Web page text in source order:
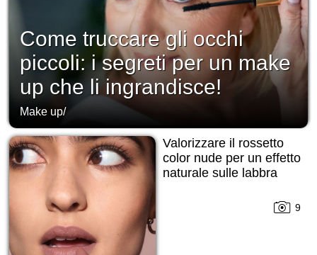
Come truccare gli occhi
piccoli: i segreti per un make
up che li ingrandisce!
Make up/
Valorizzare il rossetto
color nude per un effetto
naturale sulle labbra
9